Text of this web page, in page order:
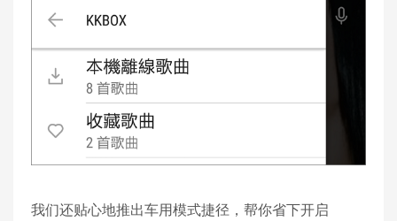
我们还贴心地推出车用模式捷径，帮你省下开启